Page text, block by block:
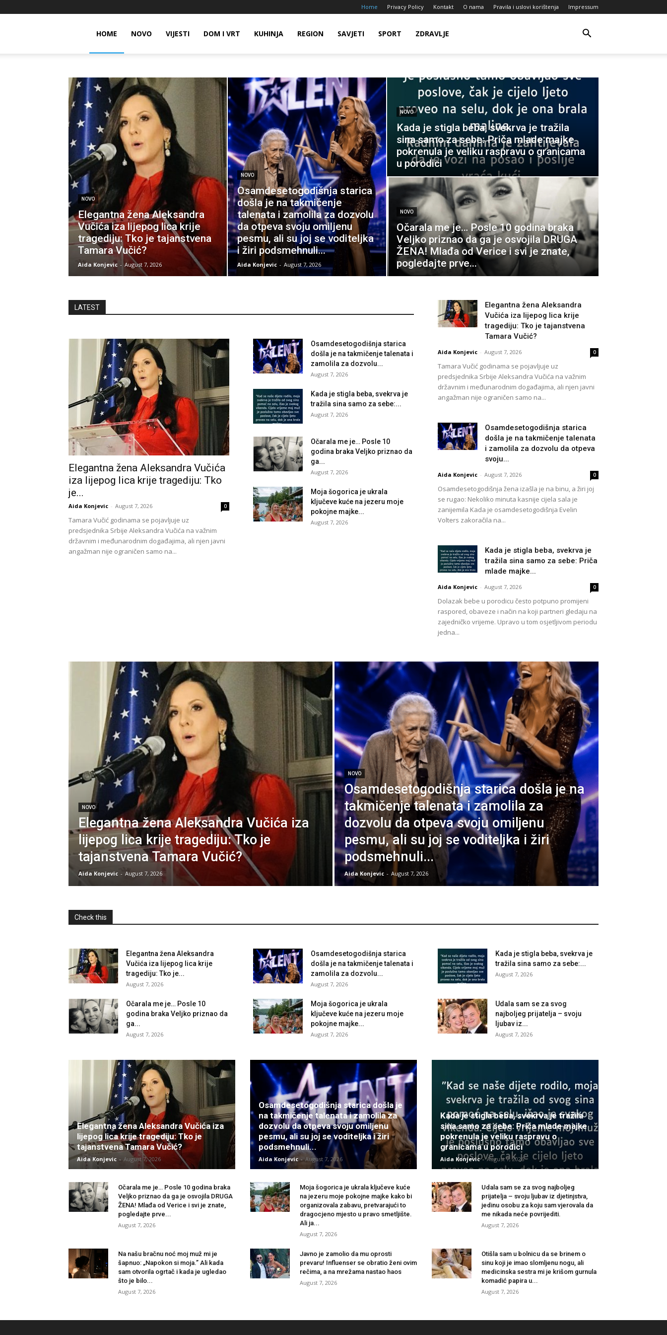
Home Privacy Policy Kontakt O nama Pravila i uslovi korištenja Impressum
HOME NOVO VIJESTI DOM I VRT KUHINJA REGION SAVJETI SPORT ZDRAVLJE
NOVO
Elegantna žena Aleksandra
Vučića iza lijepog lica krije
tragediju: Tko je tajanstvena
Tamara Vučić?
Aida Konjevic - August 7, 2026
NOVO
Osamdesetogodišnja starica
došla je na takmičenje
talenata i zamolila za dozvolu
da otpeva svoju omiljenu
pesmu, ali su joj se voditeljka
i žiri podsmehnuli...
Aida Konjevic - August 7, 2026
NOVO
Kada je stigla beba, svekrva je tražila
sina samo za sebe: Priča mlade majke
pokrenula je veliku raspravu o granicama
u porodici
NOVO
Očarala me je… Posle 10 godina braka
Veljko priznao da ga je osvojila DRUGA
ŽENA! Mlađa od Verice i svi je znate,
pogledajte prve...
LATEST
Elegantna žena Aleksandra Vučića
iza lijepog lica krije tragediju: Tko
je...
Aida Konjevic - August 7, 2026 0
Tamara Vučić godinama se pojavljuje uz
predsjednika Srbije Aleksandra Vučića na važnim
državnim i međunarodnim događajima, ali njen javni
angažman nije ograničen samo na...
Osamdesetogodišnja starica
došla je na takmičenje talenata i
zamolila za dozvolu...
August 7, 2026
Kada je stigla beba, svekrva je
tražila sina samo za sebe:...
August 7, 2026
Očarala me je… Posle 10
godina braka Veljko priznao da
ga...
August 7, 2026
Moja šogorica je ukrala
ključeve kuće na jezeru moje
pokojne majke...
August 7, 2026
Elegantna žena Aleksandra
Vučića iza lijepog lica krije
tragediju: Tko je tajanstvena
Tamara Vučić?
Aida Konjevic - August 7, 2026 0
Tamara Vučić godinama se pojavljuje uz
predsjednika Srbije Aleksandra Vučića na važnim
državnim i međunarodnim događajima, ali njen javni
angažman nije ograničen samo na...
Osamdesetogodišnja starica
došla je na takmičenje talenata
i zamolila za dozvolu da otpeva
svoju...
Aida Konjevic - August 7, 2026 0
Osamdesetogodišnja žena izašla je na binu, a žiri joj
se rugao: Nekoliko minuta kasnije cijela sala je
zanijemila Kada je osamdesetogodišnja Evelin
Volters zakoračila na...
Kada je stigla beba, svekrva je
tražila sina samo za sebe: Priča
mlade majke...
Aida Konjevic - August 7, 2026 0
Dolazak bebe u porodicu često potpuno promijeni
raspored, obaveze i način na koji partneri gledaju na
zajedničko vrijeme. Upravo u tom osjetljivom periodu
jedna...
NOVO
Elegantna žena Aleksandra Vučića iza
lijepog lica krije tragediju: Tko je
tajanstvena Tamara Vučić?
Aida Konjevic - August 7, 2026
NOVO
Osamdesetogodišnja starica došla je na
takmičenje talenata i zamolila za
dozvolu da otpeva svoju omiljenu
pesmu, ali su joj se voditeljka i žiri
podsmehnuli...
Aida Konjevic - August 7, 2026
Check this
Elegantna žena Aleksandra
Vučića iza lijepog lica krije
tragediju: Tko je...
August 7, 2026
Osamdesetogodišnja starica
došla je na takmičenje talenata i
zamolila za dozvolu...
August 7, 2026
Kada je stigla beba, svekrva je
tražila sina samo za sebe:...
August 7, 2026
Očarala me je… Posle 10
godina braka Veljko priznao da
ga...
August 7, 2026
Moja šogorica je ukrala
ključeve kuće na jezeru moje
pokojne majke...
August 7, 2026
Udala sam se za svog
najboljeg prijatelja – svoju
ljubav iz...
August 7, 2026
Elegantna žena Aleksandra Vučića iza
lijepog lica krije tragediju: Tko je
tajanstvena Tamara Vučić?
Aida Konjevic - August 7, 2026
Osamdesetogodišnja starica došla je
na takmičenje talenata i zamolila za
dozvolu da otpeva svoju omiljenu
pesmu, ali su joj se voditeljka i žiri
podsmehnuli...
Aida Konjevic - August 7, 2026
Kada je stigla beba, svekrva je tražila
sina samo za sebe: Priča mlade majke
pokrenula je veliku raspravu o
granicama u porodici
Aida Konjevic - August 7, 2026
Očarala me je… Posle 10 godina braka
Veljko priznao da ga je osvojila DRUGA
ŽENA! Mlađa od Verice i svi je znate,
pogledajte prve...
August 7, 2026
Moja šogorica je ukrala ključeve kuće
na jezeru moje pokojne majke kako bi
organizovala zabavu, pretvarajući to
dragocjeno mjesto u pravo smetljište.
Ali ja...
August 7, 2026
Udala sam se za svog najboljeg
prijatelja – svoju ljubav iz djetinjstva,
jedinu osobu za koju sam vjerovala da
me nikada neće povrijediti.
August 7, 2026
Na našu bračnu noć moj muž mi je
šapnuo: „Napokon si moja.” Ali kada
sam otvorila ogrtač i kada je ugledao
što je bilo...
August 7, 2026
Javno je zamolio da mu oprosti
prevaru! Influenser se obratio ženi ovim
rečima, a na mrežama nastao haos
August 7, 2026
Otišla sam u bolnicu da se brinem o
sinu koji je imao slomljenu nogu, ali
medicinska sestra mi je krišom gurnula
komadić papira u...
August 7, 2026